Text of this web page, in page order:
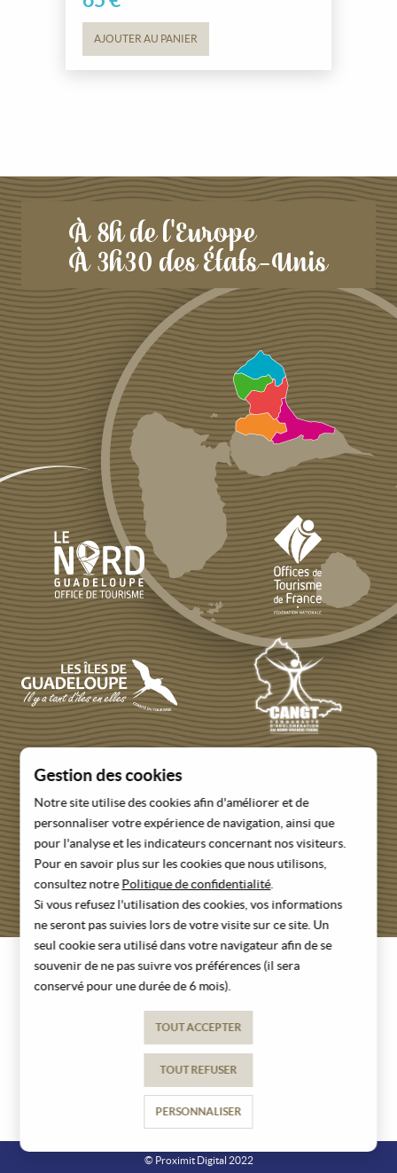
AJOUTER AU PANIER
À 8h de l'Europe
À 3h30 des États-Unis
RETROUVEZ NOS OFFICES
© Proximit Digital 2022
Gestion des cookies
Notre site utilise des cookies afin d'améliorer et de
personnaliser votre expérience de navigation, ainsi que
pour l'analyse et les indicateurs concernant nos visiteurs.
Pour en savoir plus sur les cookies que nous utilisons,
consultez notrePolitique de confidentialité.
Si vous refusez l'utilisation des cookies, vos informations
ne seront pas suivies lors de votre visite sur ce site. Un
seul cookie sera utilisé dans votre navigateur afin de se
souvenir de ne pas suivre vos préférences (il sera
conservé pour une durée de 6 mois).
TOUT ACCEPTER
TOUT REFUSER
PERSONNALISER